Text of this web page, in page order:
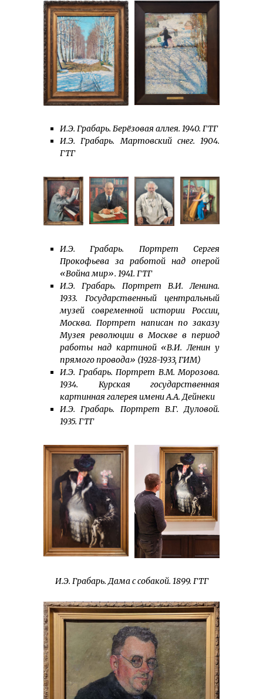
И.Э. Грабарь. Берёзовая аллея. 1940. ГТГ
И.Э. Грабарь. Мартовский снег. 1904.
ГТГ
И.Э. Грабарь. Портрет Сергея
Прокофьева за работой над оперой
«Война мир». 1941. ГТГ
И.Э. Грабарь. Портрет В.И. Ленина.
1933. Государственный центральный
музей современной истории России,
Москва. Портрет написан по заказу
Музея революции в Москве в период
работы над картиной «В.И. Ленин у
прямого провода» (1928-1933, ГИМ)
И.Э. Грабарь. Портрет В.М. Морозова.
1934. Курская государственная
картинная галерея имени А.А. Дейнеки
И.Э. Грабарь. Портрет В.Г. Дуловой.
1935. ГТГ
И.Э. Грабарь. Дама с собакой. 1899. ГТГ